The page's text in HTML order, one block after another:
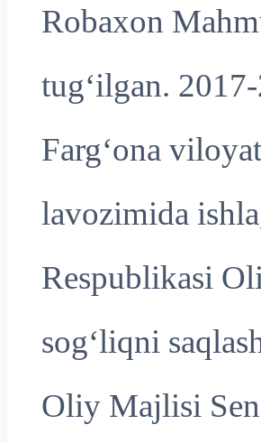
Robaxon
tug‘ilgan.
Farg‘ona
lavozimida
Respublikasi
sog‘liqni
Oliy Majlisi